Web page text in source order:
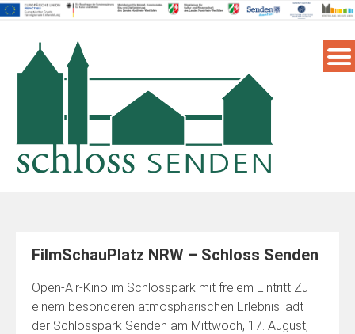
content
FilmSchauPlatz NRW – Schloss Senden
Open-Air-Kino im Schlosspark mit freiem Eintritt Zu
einem besonderen atmosphärischen Erlebnis lädt
der Schlosspark Senden am Mittwoch, 17. August,